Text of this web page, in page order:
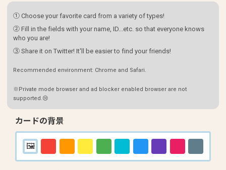
① Choose your favorite card from a variety of types!
② Fill in the fields with your name, ID...etc. so that everyone knows
who you are!
③ Share it on Twitter! It'll be easier to find your friends!
Recommended environment: Chrome and Safari.
※Private mode browser and ad blocker enabled browser are not
supported.😢
カードの背景